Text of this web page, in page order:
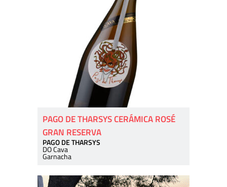
PAGO DE THARSYS CERÁMICA ROSÉ
GRAN RESERVA
PAGO DE THARSYS
DO Cava
Garnacha